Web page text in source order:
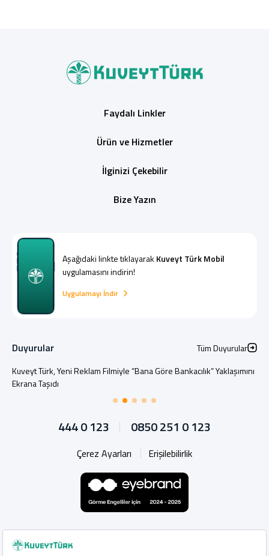
Faydalı Linkler
Ürün ve Hizmetler
İlginizi Çekebilir
Bize Yazın
Aşağıdaki linkte tıklayarak Kuveyt Türk Mobil
uygulamasını indirin!
Uygulamayı İndir
Duyurular
Tüm Duyurular
Kuveyt Türk, Yeni Reklam Filmiyle “Bana Göre Bankacılık” Yaklaşımını
Ekrana Taşıdı
444 0 123 0850 251 0 123
Çerez Ayarları Erişilebilirlik
Whatsapp